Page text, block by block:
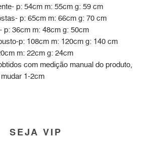
p: 54cm m: 55cm g: 59 cm
p: 65cm m: 66cm g: 70 cm
p: 36cm m: 48cm g: 50cm
p: 108cm m: 120cm g: 140 cm
m: 22cm g: 24cm
com medição manual do produto,
1-2cm
SEJA VIP